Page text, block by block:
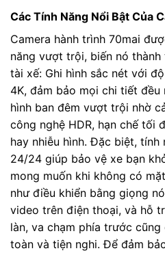
Các Tính Năng Nổi Bật Của
Camera hành trình 70mai
năng vượt trội, biến nó
tài xế: Ghi hình sắc nét với
4K, đảm bảo mọi chi tiết đều
hình ban đêm vượt trội nhờ
công nghệ HDR, hạn chế tối
hay nhiễu hình. Đặc biệt, tính
24/24 giúp bảo vệ xe bạn
mong muốn khi không có
như điều khiển bằng giọng
video trên điện thoại, và hỗ
làn, va chạm phía trước
toàn và tiện nghi. Để đảm